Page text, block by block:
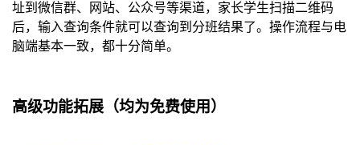
址到微信群、网站、公众号等渠道，家长学生扫描二维码
后，输入查询条件就可以查询到分班结果了。操作流程与电
脑端基本一致，都十分简单。
高级功能拓展（均为免费使用）